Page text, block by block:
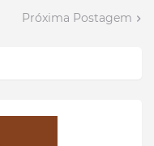
Próxima Postagem